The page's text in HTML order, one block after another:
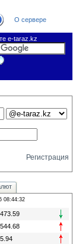
О сервере
e-taraz.kz
Регистрация
08:44:32
473.59
544.68
5.94